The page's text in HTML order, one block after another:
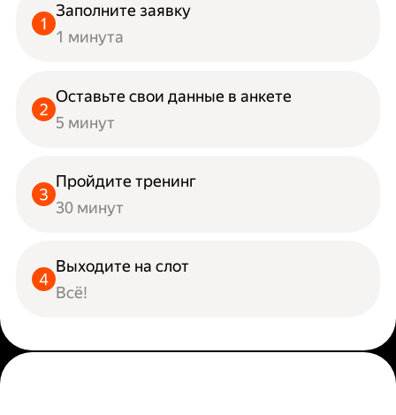
Заполните заявку
1 минута
Оставьте свои данные в анкете
5 минут
Пройдите тренинг
30 минут
Выходите на слот
Всё!